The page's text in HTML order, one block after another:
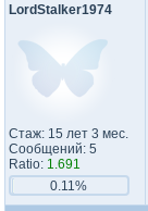
LordStalker1974
Стаж: 15 лет 3 мес.
Сообщений: 5
Ratio: 1.691
0.11%